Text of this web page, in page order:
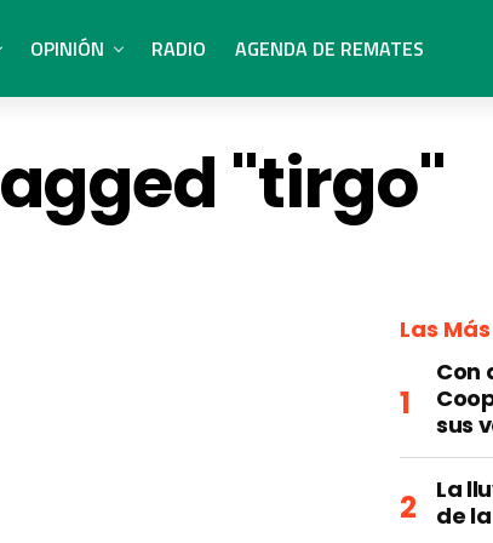
OPINIÓN RADIO AGENDA DE REMATES
"tirgo"
Las
Con
sus
La
de